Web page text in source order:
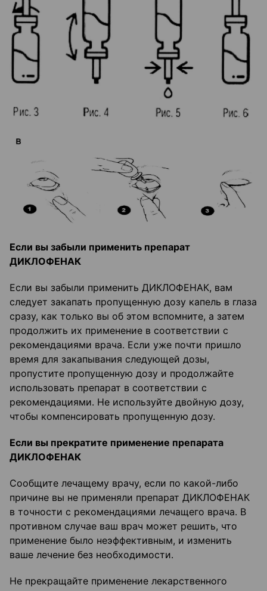
Если вы забыли применить препарат
ДИКЛОФЕНАК
Если вы забыли применить ДИКЛОФЕНАК, вам
следует закапать пропущенную дозу капель в глаза
сразу, как только вы об этом вспомните, а затем
продолжить их применение в соответствии с
рекомендациями врача. Если уже почти пришло
время для закапывания следующей дозы,
пропустите пропущенную дозу и продолжайте
использовать препарат в соответствии с
рекомендациями. Не используйте двойную дозу,
чтобы компенсировать пропущенную дозу.
Если вы прекратите применение препарата
ДИКЛОФЕНАК
Сообщите лечащему врачу, если по какой-либо
причине вы не применяли препарат ДИКЛОФЕНАК
в точности с рекомендациями лечащего врача. В
противном случае ваш врач может решить, что
применение было неэффективным, и изменить
ваше лечение без необходимости.
Не прекращайте применение лекарственного